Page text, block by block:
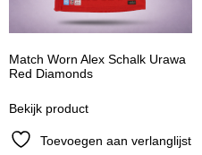
Match Worn Alex Schalk Urawa
Red Diamonds
Bekijk product
Toevoegen aan verlanglijst